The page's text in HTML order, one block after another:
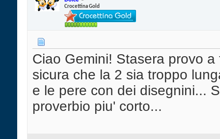
Crocettina Gold
Ciao Gemini! Stasera provo
sicura che la 2 sia troppo
e le pere con dei disegnini...
proverbio piu' corto...